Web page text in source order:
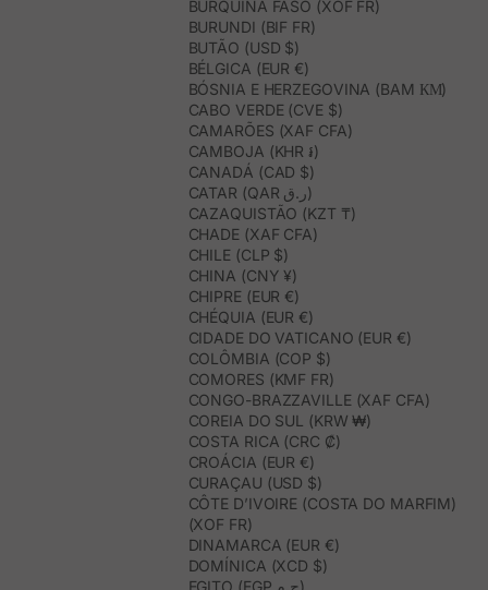
BURQUINA FASO (XOF FR)
BURUNDI (BIF FR)
BUTÃO (USD $)
BÉLGICA (EUR €)
BÓSNIA E HERZEGOVINA (BAM КМ)
CABO VERDE (CVE $)
CAMARÕES (XAF CFA)
CAMBOJA (KHR ៛)
CANADÁ (CAD $)
CATAR (QAR ر.ق)
CAZAQUISTÃO (KZT ₸)
CHADE (XAF CFA)
CHILE (CLP $)
CHINA (CNY ¥)
CHIPRE (EUR €)
CHÉQUIA (EUR €)
CIDADE DO VATICANO (EUR €)
COLÔMBIA (COP $)
COMORES (KMF FR)
CONGO-BRAZZAVILLE (XAF CFA)
COREIA DO SUL (KRW ₩)
COSTA RICA (CRC ₡)
CROÁCIA (EUR €)
CURAÇAU (USD $)
CÔTE D’IVOIRE (COSTA DO MARFIM)
(XOF FR)
DINAMARCA (EUR €)
DOMÍNICA (XCD $)
EGITO (EGP ج.م)